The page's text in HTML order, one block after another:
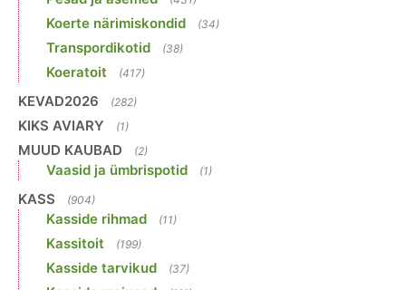
Koerte närimiskondid (34)
Transpordikotid (38)
Koeratoit (417)
KEVAD2026 (282)
KIKS AVIARY (1)
MUUD KAUBAD (2)
Vaasid ja ümbrispotid (1)
KASS (904)
Kasside rihmad (11)
Kassitoit (199)
Kasside tarvikud (37)